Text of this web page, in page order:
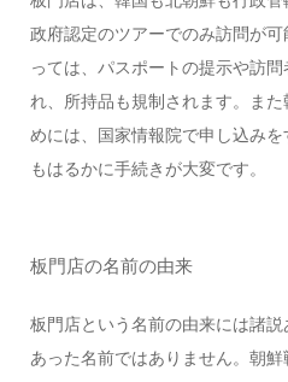
政府認定のツアーでのみ訪問が
っては、パスポートの提示や訪
れ、所持品も規制されます。ま
めには、国家情報院で申し込み
もはるかに手続きが大変です。
板門店の名前の由来
板門店という名前の由来には諸
あった名前ではありません。朝